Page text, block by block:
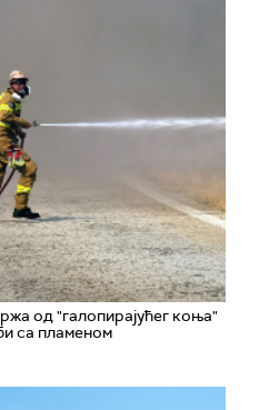
од "галопирајућег коња"
са пламеном